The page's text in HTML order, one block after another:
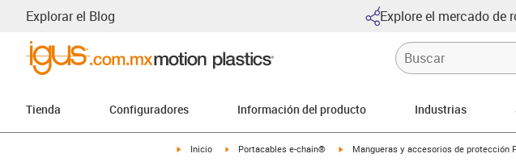
Explorar el Blog Explore el mercado de
Tienda Configuradores Información del producto Industrias
igus-icon-arrow-right
Inicio igus-icon-arrow-right
Portacables e-chain® igus-icon-arrow-right
Mangueras y accesorios de protección